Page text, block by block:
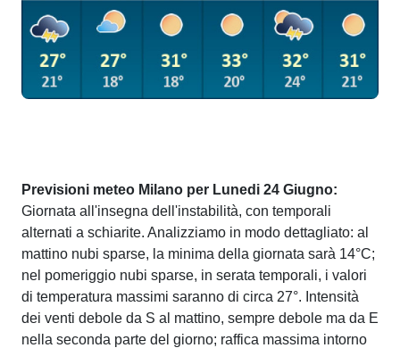
Previsioni meteo Milano per Lunedi 24 Giugno:
Giornata all'insegna dell'instabilità, con temporali
alternati a schiarite. Analizziamo in modo dettagliato: al
mattino nubi sparse, la minima della giornata sarà 14°C;
nel pomeriggio nubi sparse, in serata temporali, i valori
di temperatura massimi saranno di circa 27°. Intensità
dei venti debole da S al mattino, sempre debole ma da E
nella seconda parte del giorno; raffica massima intorno